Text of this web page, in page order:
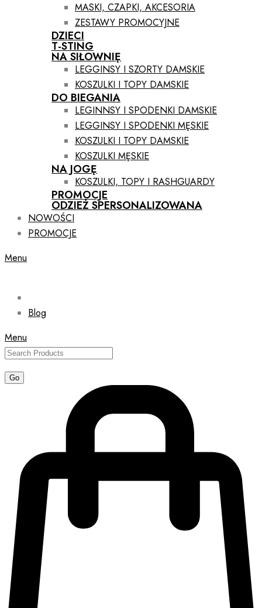
MASKI, CZAPKI, AKCESORIA
ZESTAWY PROMOCYJNE
DZIECI
T-STING
NA SIŁOWNIĘ
LEGGINSY I SZORTY DAMSKIE
KOSZULKI I TOPY DAMSKIE
DO BIEGANIA
LEGINNSY I SPODENKI DAMSKIE
LEGGINSY I SPODENKI MĘSKIE
KOSZULKI I TOPY DAMSKIE
KOSZULKI MĘSKIE
NA JOGĘ
KOSZULKI, TOPY I RASHGUARDY
PROMOCJE
ODZIEŻ SPERSONALIZOWANA
NOWOŚCI
PROMOCJE
Menu
Blog
Menu